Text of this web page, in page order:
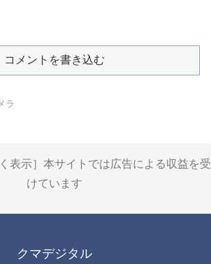
コメントを書き込む
ラ
表示］本サイトでは広告による収益を受
けています
クマデジタル